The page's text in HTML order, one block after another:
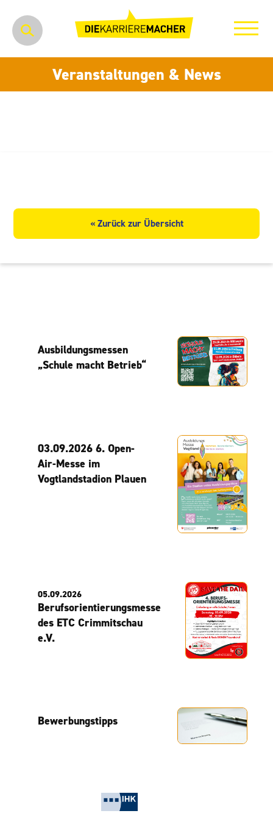
Veranstaltungen & News
« Zurück zur Übersicht
Ausbildungsmessen
„Schule macht Betrieb“
03.09.2026 6. Open-
Air-Messe im
Vogtlandstadion Plauen
05.09.2026
Berufsorientierungsmesse
des ETC Crimmitschau
e.V.
Bewerbungstipps